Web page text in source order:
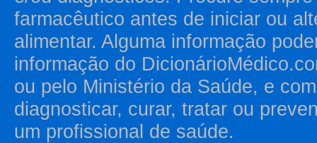
farmacêutico antes de iniciar ou
alimentar. Alguma informação
informação do
ou pelo Ministério da Saúde, e
diagnosticar, curar, tratar ou
um profissional de saúde.